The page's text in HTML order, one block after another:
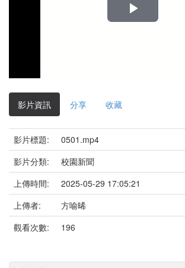
播
影片資訊 分享 收藏
影片標題:
0501.mp4
影片分類:
校園新聞
上傳時間:
2025-05-29 17:05:21
上傳者:
方喻晞
觀看次數:
196